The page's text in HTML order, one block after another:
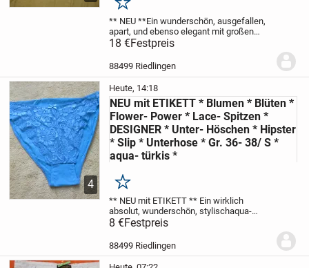
Merken
** NEU **Ein wunderschön, ausgefallen,
apart, und ebenso elegant mit großen
Karibik- Blumen * Blütem * Flower-
pink * rosè grün * mandarin *
orange * gelb * weiß *
18 €Festpreis
88499 Riedlingen
4
Heute, 14:18
NEU mit ETIKETT * Blumen * Blüten *
Flower- Power * Lace- Spitzen *
DESIGNER * Unter- Höschen * Hipster
* Slip * Unterhose * Gr. 36- 38/ S *
aqua- türkis *
Merken
** NEU mit ETIKETT ** Ein wirklich
absolut, wunderschön, stylischaqua-
türkisBlumen * Blüten * Flower- Power *
Lace- Spitzen
UNTER- HÖSCHEN * SLIP * UNTERHOSE
Größe 36-...
8 €Festpreis
88499 Riedlingen